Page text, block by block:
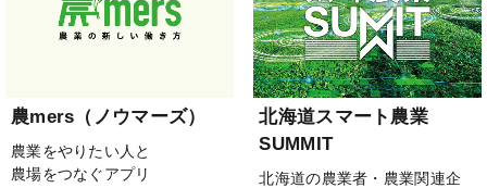
農mers（ノウマーズ）
農業をやりたい人と
農場をつなぐアプリ
北海道スマート農業
SUMMIT
北海道の農業者・農業関連企